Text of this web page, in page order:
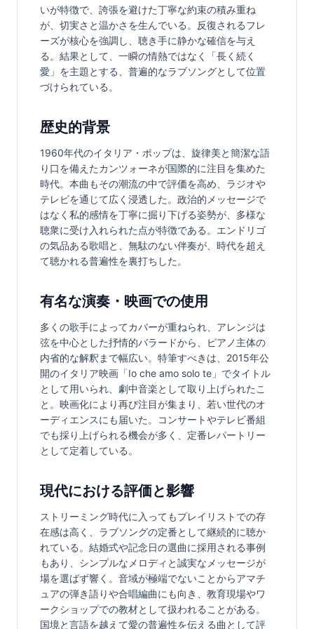
いが特徴で、誇張を避けた丁寧な約束の積み重ね
が、切実さと温かさを生んでいる。反復されるフレ
ーズが核心を強調し、聴き手に静かな確信を与え
る。結果として、一瞬の情熱ではなく「長く続く
愛」を主題とする、普遍的なラブソングとして位置
づけられている。
歴史的背景
1960年代のイタリア・ポップは、旋律美と簡潔な語
り口を備えたカンツォーネが国際的に注目を集めた
時代。本曲もその潮流の中で評価を高め、ラジオや
テレビを通じて広く浸透した。政治的メッセージで
はなく私的感情を丁寧に掘り下げる姿勢が、多様な
聴衆に受け入れられた点が特徴である。エンドリゴ
の気品ある歌唱と、無駄のない伴奏が、時代を超え
て聴かれる普遍性を裏打ちした。
有名な演奏・映画での使用
多くの歌手によってカバーが重ねられ、アレンジは
弦を中心とした抒情的バラードから、ピアノ主体の
内省的な解釈まで幅広い。特筆すべきは、2015年公
開のイタリア映画「Io che amo solo te」でタイトル
として用いられ、劇中音楽として取り上げられたこ
と。映画化により再び注目が集まり、若い世代のオ
ーディエンスにも届いた。コンサートやテレビ番組
でも採り上げられる機会が多く、定番レパートリー
として定着している。
現代における評価と影響
ストリーミング時代に入ってもプレイリストでの存
在感は高く、ラブソングの定番として継続的に聴か
れている。結婚式や記念日の選曲に採用される事例
もあり、シンプルなメロディと誠実なメッセージが
場を選ばず響く。音域が極端でないことからアマチ
ュアの弾き語りや合唱編曲にも向き、教育現場やワ
ークショップでの教材として扱われることがある。
国境と言語を越えて愛の普遍性を伝える曲として評